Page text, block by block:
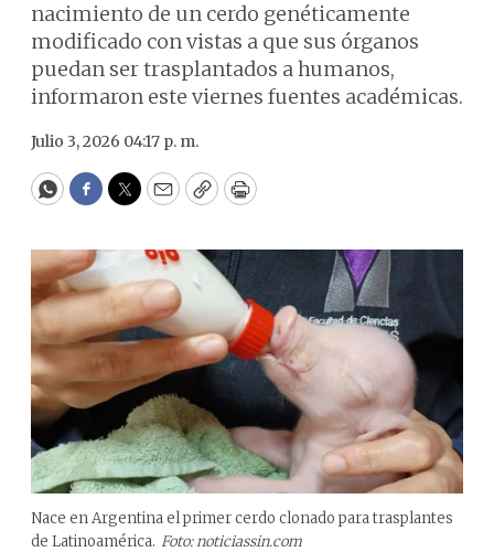
nacimiento de un cerdo genéticamente
modificado con vistas a que sus órganos
puedan ser trasplantados a humanos,
informaron este viernes fuentes académicas.
Julio 3, 2026 04:17 p. m.
WhatsApp
Facebook
Twitter
EmailCopyPrint
Nace en Argentina el primer cerdo clonado para trasplantes
de Latinoamérica. Foto: noticiassin.com